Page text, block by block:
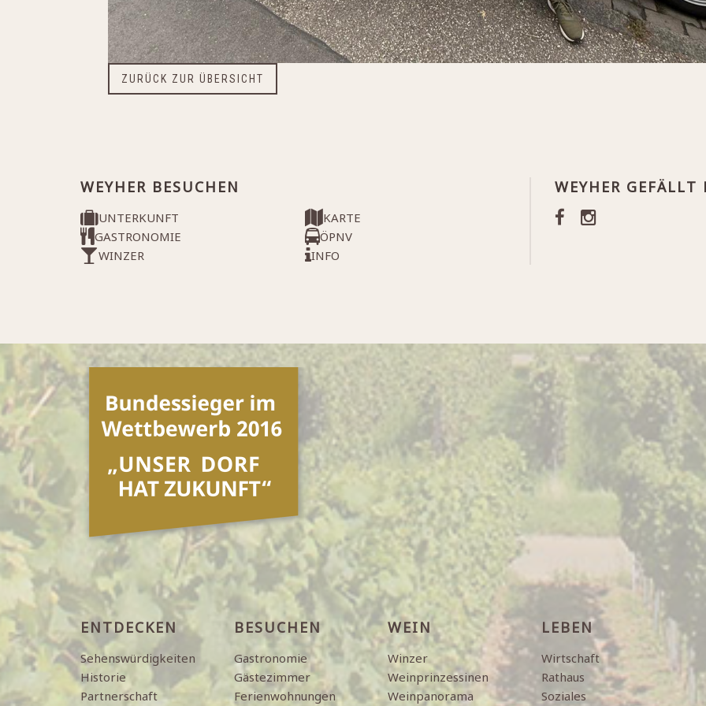
ZURÜCK ZUR ÜBERSICHT
WEYHER BESUCHEN
UNTERKUNFT
GASTRONOMIE
WINZER
KARTE
ÖPNV
INFO
WEYHER GEFÄLLT
ENTDECKEN
Sehenswürdigkeiten
Historie
Partnerschaft
BESUCHEN
Gastronomie
Gästezimmer
Ferienwohnungen
WEIN
Winzer
Weinprinzessinen
Weinpanorama
LEBEN
Wirtschaft
Rathaus
Soziales